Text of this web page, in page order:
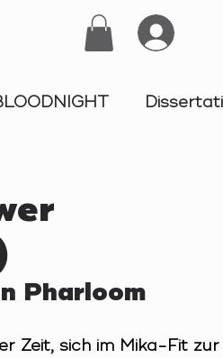
Pharloom
Zeit, sich im Mika-Fit zur